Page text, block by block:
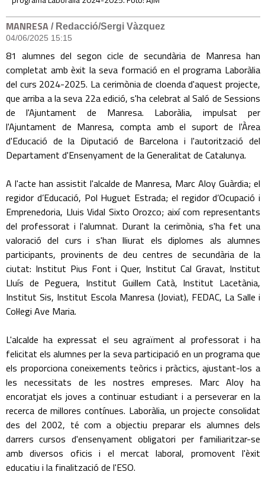
MANRESA / Redacció/Sergi Vàzquez
04/06/2025 15:15
81 alumnes del segon cicle de secundària de Manresa han
completat amb èxit la seva formació en el programa Laboràlia
del curs 2024-2025. La cerimònia de cloenda d'aquest projecte,
que arriba a la seva 22a edició, s'ha celebrat al Saló de Sessions
de l'Ajuntament de Manresa. Laboràlia, impulsat per
l'Ajuntament de Manresa, compta amb el suport de l'Àrea
d'Educació de la Diputació de Barcelona i l'autorització del
Departament d'Ensenyament de la Generalitat de Catalunya.
A l'acte han assistit l'alcalde de Manresa, Marc Aloy Guàrdia; el
regidor d’Educació, Pol Huguet Estrada; el regidor d’Ocupació i
Emprenedoria, Lluis Vidal Sixto Orozco; així com representants
del professorat i l'alumnat. Durant la cerimònia, s'ha fet una
valoració del curs i s'han lliurat els diplomes als alumnes
participants, provinents de deu centres de secundària de la
ciutat: Institut Pius Font i Quer, Institut Cal Gravat, Institut
Lluís de Peguera, Institut Guillem Catà, Institut Lacetània,
Institut Sis, Institut Escola Manresa (Joviat), FEDAC, La Salle i
Col·legi Ave Maria.
L'alcalde ha expressat el seu agraïment al professorat i ha
felicitat els alumnes per la seva participació en un programa que
els proporciona coneixements teòrics i pràctics, ajustant-los a
les necessitats de les nostres empreses. Marc Aloy ha
encoratjat els joves a continuar estudiant i a perseverar en la
recerca de millores contínues. Laboràlia, un projecte consolidat
des del 2002, té com a objectiu preparar els alumnes dels
darrers cursos d'ensenyament obligatori per familiaritzar-se
amb diversos oficis i el mercat laboral, promovent l'èxit
educatiu i la finalització de l'ESO.